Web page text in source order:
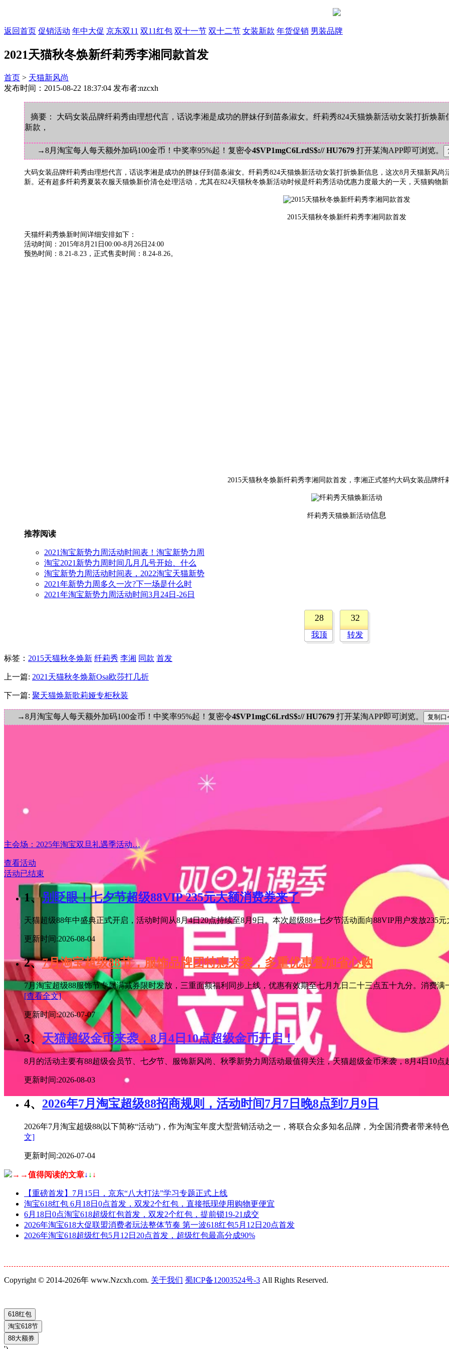
返回首页 促销活动 年中大促 京东双11 双11红包 双十一节 双十二节 女装新款 年货促销 男装品牌
2021天猫秋冬焕新纤莉秀李湘同款首发
首页 > 天猫新风尚
发布时间：2015-08-22 18:37:04 发布者:nzcxh
摘要： 大码女装品牌纤莉秀由理想代言，话说李湘是成功的胖妹仔到苗条淑女。纤莉秀824天猫焕新活动女装打折焕
新款，
→8月淘宝每人每天额外加码100金币！中奖率95%起！复密令4$VP1mgC6LrdS$:// HU7679 打开某淘APP即可浏览。
大码女装品牌纤莉秀由理想代言，话说李湘是成功的胖妹仔到苗条淑女。纤莉秀824天猫焕新活动女装打折焕新信息，这次8月天猫新风
新。还有超多纤莉秀夏装衣服天猫焕新价清仓处理活动，尤其在824天猫秋冬焕新活动时候是纤莉秀活动优惠力度最大的一天，天猫购物
2015天猫秋冬焕新纤莉秀李湘同款首发
天猫纤莉秀焕新时间详细安排如下：
活动时间：2015年8月21日00:00-8月26日24:00
预热时间：8.21-8.23，正式售卖时间：8.24-8.26。
2015天猫秋冬焕新纤莉秀李湘同款首发，李湘正式签约大码女装品牌纤
纤莉秀天猫焕新活动信息
推荐阅读
2021淘宝新势力周活动时间表！淘宝新势力周
淘宝2021新势力周时间几月几号开始、什么
淘宝新势力周活动时间表，2022淘宝天猫新势
2021年新势力周多久一次?下一场是什么时
2021年淘宝新势力周活动时间3月24日-26日
28
我顶
32
转发
标签 ： 2015天猫秋冬焕新 纤莉秀 李湘 同款 首发
上一篇: 2021天猫秋冬焕新Osa欧莎打几折
下一篇: 聚天猫焕新歌莉娅专柜秋装
→8月淘宝每人每天额外加码100金币！中奖率95%起！复密令4$VP1mgC6LrdS$:// HU7679 打开某淘APP即可浏览。
主会场：2025年淘宝双旦礼遇季活动…
查看活动
活动已结束
1、别眨眼！七夕节超级88VIP 235元大额消费券来了
天猫超级88年中盛典正式开启，活动时间从8月4日20点持续至8月9日。本次超级88+七夕节活动面向88VIP用户发放235
更新时间:2026-08-04
2、7月淘宝超级88节，服饰品牌团特惠来袭，多重优惠叠加省心购
7月淘宝超级88服饰节专属满减券限时发放，三重面额福利同步上线，优惠有效期至七月九日二十三点五十九分。消费
[查看全文]
更新时间:2026-07-07
3、天猫超级金币来袭，8月4日10点超级金币开启！
8月的活动主要有88超级会员节、七夕节、服饰新风尚、秋季新势力周活动最值得关注，天猫超级金币来袭，8月4日10点
更新时间:2026-08-03
4、 2026年7月淘宝超级88招商规则，活动时间7月7日晚8点到7月9日
2026年7月淘宝超级88(以下简称“活动”)，作为淘宝年度大型营销活动之一，将联合众多知名品牌，为全国消费者带来特
文]
更新时间:2026-07-04
→→值得阅读的文章↓ ↓ ↓
【重磅首发】7月15日，京东“八大打法”学习专题正式上线
淘宝618红包 6月18日0点首发，双发2个红包，直接抵现使用购物更便宜
6月18日0点淘宝618超级红包首发，双发2个红包，提前锁19-21成交
2026年淘宝618大促联盟消费者玩法整体节奏 第一波618红包5月12日20点首发
2026年淘宝618超级红包5月12日20点首发，超级红包最高分成90%
Copyright © 2014-2026年 www.Nzcxh.com. 关于我们 蜀ICP备12003524号-3 All Rights Reserved.